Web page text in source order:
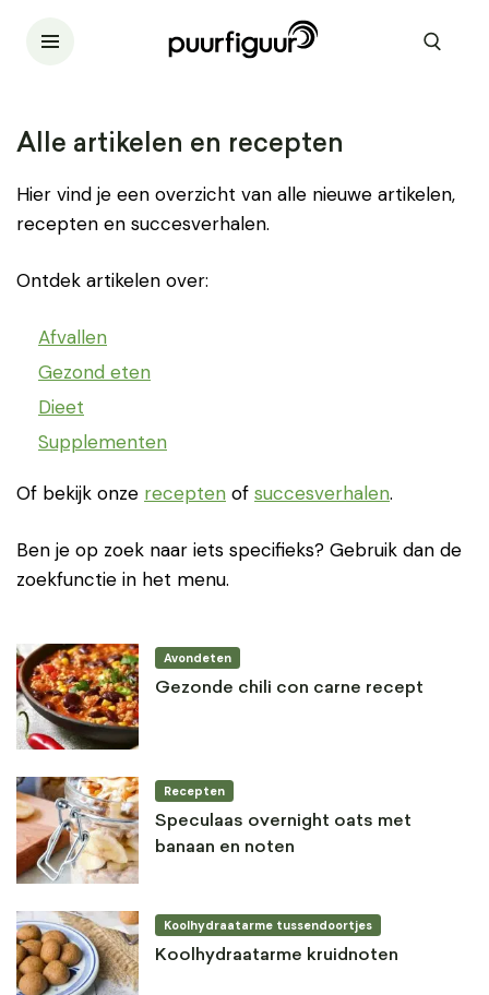
Alle artikelen en recepten
Hier vind je een overzicht van alle nieuwe artikelen,
recepten en succesverhalen.
Ontdek artikelen over:
Afvallen
Gezond eten
Dieet
Supplementen
Of bekijk onze recepten of succesverhalen.
Ben je op zoek naar iets specifieks? Gebruik dan de
zoekfunctie in het menu.
Avondeten
Gezonde chili con carne recept
Recepten
Speculaas overnight oats met
banaan en noten
Koolhydraatarme tussendoortjes
Koolhydraatarme kruidnoten